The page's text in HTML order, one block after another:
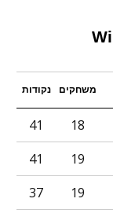
משחקים נקודות
18
41
19
41
19
37